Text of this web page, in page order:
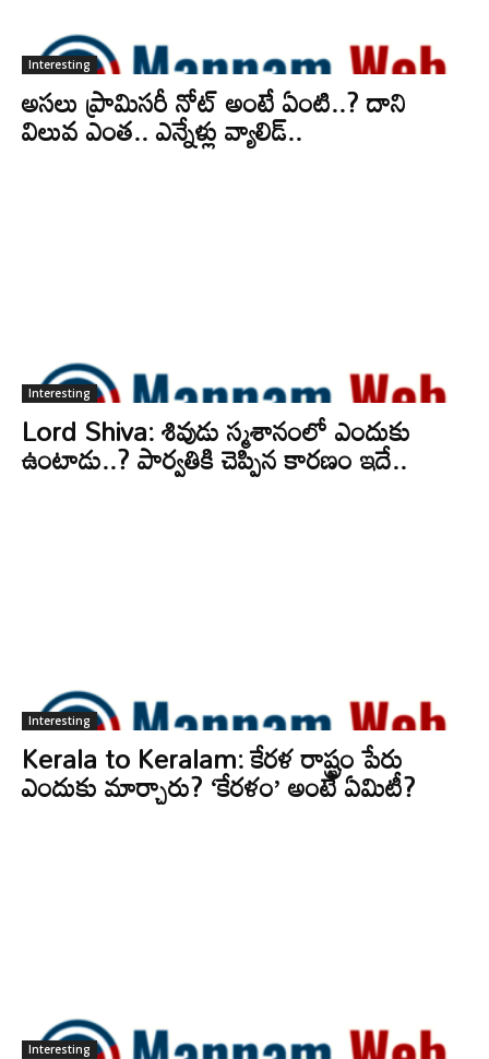
Interesting
అసలు ప్రామిసరీ నోట్ అంటే ఏంటి..? దాని
విలువ ఎంత.. ఎన్నేళ్లు వ్యాలిడ్..
Interesting
Lord Shiva: శివుడు స్మశానంలో ఎందుకు
ఉంటాడు..? పార్వతికి చెప్పిన కారణం ఇదే..
Interesting
Kerala to Keralam: కేరళ రాష్ట్రం పేరు
ఎందుకు మార్చారు? ‘కేరళం’ అంటే ఏమిటీ?
Interesting